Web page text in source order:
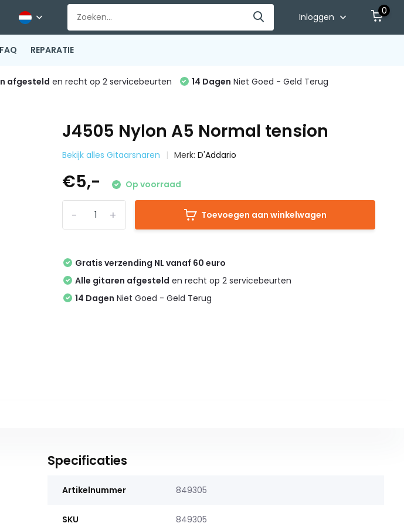
Inloggen
0
FAQ REPARATIE
afgesteld en recht op 2 servicebeurten 14 Dagen Niet Goed - Geld Terug
J4505 Nylon A5 Normal tension
Bekijk alles Gitaarsnaren Merk:D'Addario
€5,- Op voorraad
+
- Toevoegen aan winkelwagen
Gratis verzending NL vanaf 60 euro
Alle gitaren afgesteld en recht op 2 servicebeurten
14 Dagen Niet Goed - Geld Terug
Specificaties
Artikelnummer 849305
SKU 849305